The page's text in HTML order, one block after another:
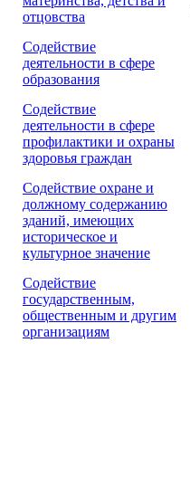
отцовства
Содействие
деятельности в сфере
образования
Содействие
деятельности в сфере
профилактики и охраны
здоровья граждан
Содействие охране и
должному содержанию
зданий, имеющих
историческое и
культурное значение
Cодействие
государственным,
общественным и другим
организациям